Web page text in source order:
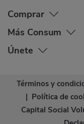
Comprar
Más Consum
Únete
Términos y
| Política de
Capital Social